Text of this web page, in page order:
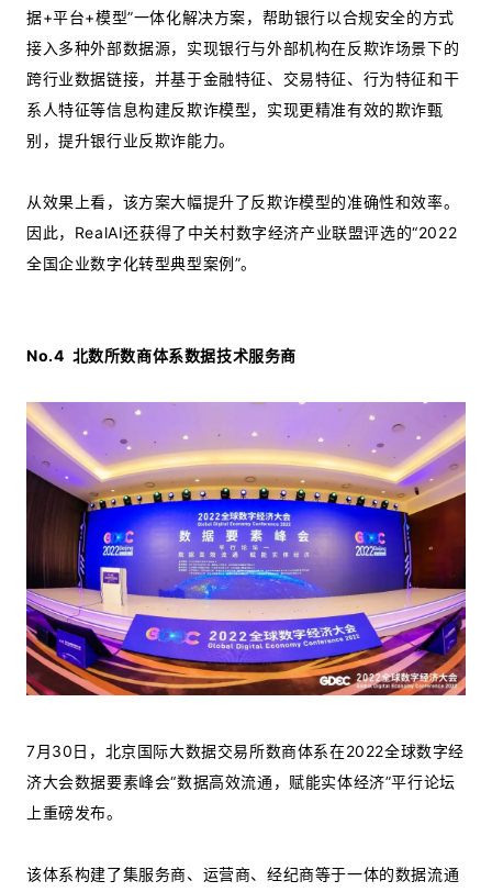
据+平台+模型”一体化解决方案，帮助银行以合规安全的方式
接入多种外部数据源，实现银行与外部机构在反欺诈场景下的
跨行业数据链接，并基于金融特征、交易特征、行为特征和干
系人特征等信息构建反欺诈模型，实现更精准有效的欺诈甄
别，提升银行业反欺诈能力。
从效果上看，该方案大幅提升了反欺诈模型的准确性和效率。
因此，RealAI还获得了中关村数字经济产业联盟评选的“2022
全国企业数字化转型典型案例”。
No.4 北数所数商体系数据技术服务商
7月30日，北京国际大数据交易所数商体系在2022全球数字经
济大会数据要素峰会“数据高效流通，赋能实体经济”平行论坛
上重磅发布。
该体系构建了集服务商、运营商、经纪商等于一体的数据流通